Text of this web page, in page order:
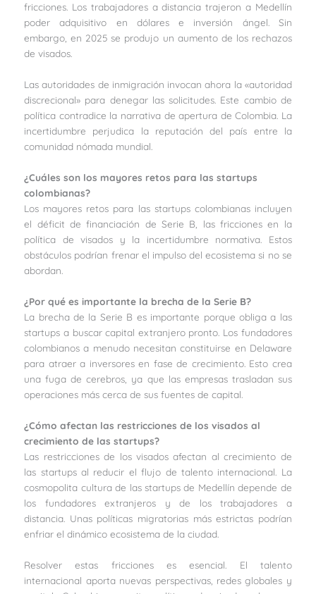
fricciones. Los trabajadores a distancia trajeron a Medellín
poder adquisitivo en dólares e inversión ángel. Sin
embargo, en 2025 se produjo un aumento de los rechazos
de visados.
Las autoridades de inmigración invocan ahora la «autoridad
discrecional» para denegar las solicitudes. Este cambio de
política contradice la narrativa de apertura de Colombia. La
incertidumbre perjudica la reputación del país entre la
comunidad nómada mundial.
¿Cuáles son los mayores retos para las startups
colombianas?
Los mayores retos para las startups colombianas incluyen
el déficit de financiación de Serie B, las fricciones en la
política de visados y la incertidumbre normativa. Estos
obstáculos podrían frenar el impulso del ecosistema si no se
abordan.
¿Por qué es importante la brecha de la Serie B?
La brecha de la Serie B es importante porque obliga a las
startups a buscar capital extranjero pronto. Los fundadores
colombianos a menudo necesitan constituirse en Delaware
para atraer a inversores en fase de crecimiento. Esto crea
una fuga de cerebros, ya que las empresas trasladan sus
operaciones más cerca de sus fuentes de capital.
¿Cómo afectan las restricciones de los visados al
crecimiento de las startups?
Las restricciones de los visados afectan al crecimiento de
las startups al reducir el flujo de talento internacional. La
cosmopolita cultura de las startups de Medellín depende de
los fundadores extranjeros y de los trabajadores a
distancia. Unas políticas migratorias más estrictas podrían
enfriar el dinámico ecosistema de la ciudad.
Resolver estas fricciones es esencial. El talento
internacional aporta nuevas perspectivas, redes globales y